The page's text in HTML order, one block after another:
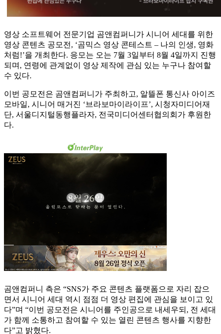
영상 소프트웨어 전문기업 곰앤컴퍼니가 시니어 세대를 위한
영상 콘텐츠 공모전, ‘곰믹스 영상 콘테스트 – 나의 인생, 영화
처럼!’을 개최한다. 응모는 오는 7월 3일부터 8월 4일까지 진행
되며, 연령에 관계없이 영상 제작에 관심 있는 누구나 참여할
수 있다.
이번 공모전은 곰앤컴퍼니가 주최하고, 알뜰폰 통신사 아이즈
모바일, 시니어 매거진 ‘브라보마이라이프’, 시청자미디어재
단, 서울디지털동행플라자, 전국미디어센터협의회가 후원한
다.
곰앤컴퍼니 측은 “SNS가 주요 콘텐츠 플랫폼으로 자리 잡으
면서 시니어 세대 역시 점점 더 영상 편집에 관심을 보이고 있
다”며 “이번 공모전은 시니어를 주인공으로 내세우되, 전 세대
가 함께 소통하고 참여할 수 있는 열린 콘텐츠 행사를 지향한
다”고 밝혔다.